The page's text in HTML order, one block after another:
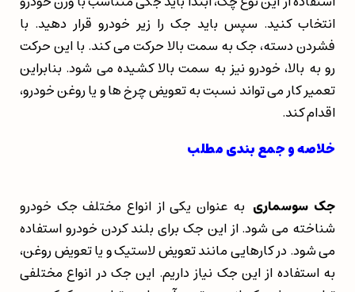
انتخاب کنید. سپس باید جک را زیر خودرو قرار دهید. با
فشردن دسته، جک به سمت بالا حرکت می کند. با این حرکت
رو به بالا، خودرو نیز به سمت بالا کشیده می شود. بنابراین
تعمیر کار می تواند نسبت به تعویض چرخ ها و یا روغن خودرو،
اقدام کند.
خلاصه و جمع بندی مطلب
جک سوسماری به عنوان یکی از انواع مختلف جک خودرو
شناخته می شود. از این جک برای بلند کردن خودرو استفاده
می شود. در کارهایی مانند تعویض لاستیک و یا تعویض روغن،
به استفاده از این جک نیاز داریم. این جک در انواع مختلفی